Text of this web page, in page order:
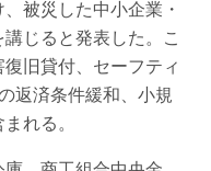
被災した中小企業・
じると発表した。こ
旧貸付、セーフティ
返済条件緩和、小規
れる。